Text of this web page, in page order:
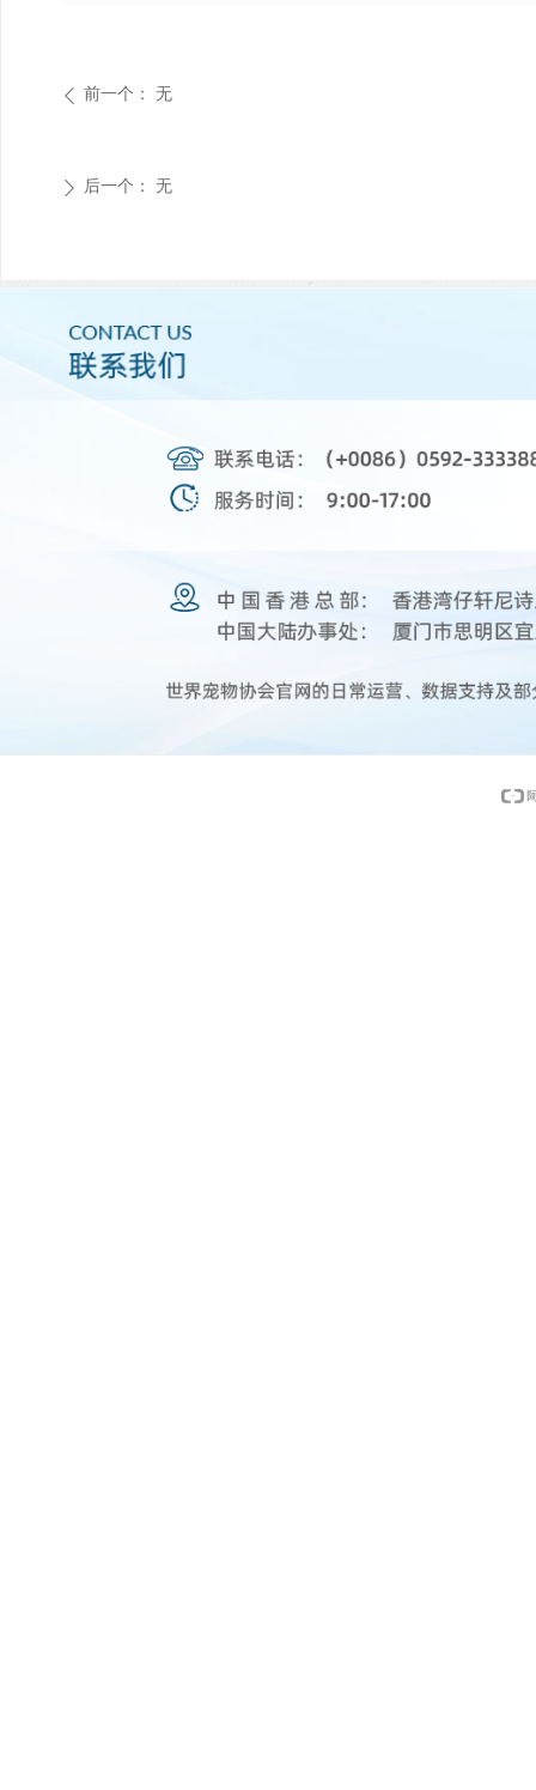
ꄴ 前一个： 无
ꄲ 后一个： 无